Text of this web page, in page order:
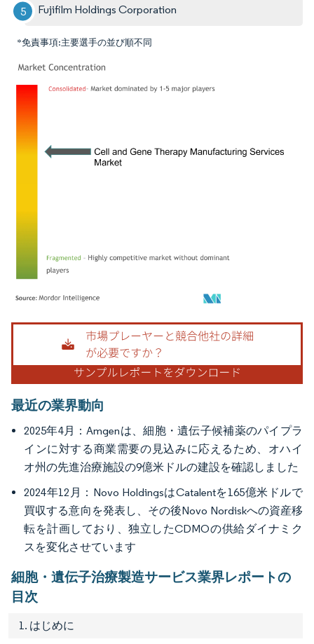
Fujifilm Holdings Corporation
*免責事項:主要選手の並び順不同
画像 © Mordor Intelligence。再利用にはCC BY 4.0の表示が必要です。
最近の業界動向
2025年4月：Amgenは、細胞・遺伝子候補薬のパイプラ
インに対する商業需要の見込みに応えるため、オハイ
オ州の先進治療施設の9億米ドルの建設を確認しました
2024年12月：Novo HoldingsはCatalentを165億米ドルで
買収する意向を発表し、その後Novo Nordiskへの資産移
転を計画しており、独立したCDMOの供給ダイナミク
スを変化させています
細胞・遺伝子治療製造サービス業界レポートの
目次
1. はじめに